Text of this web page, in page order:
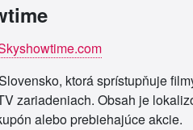
ktorá sprístupňuje
zariadeniach. Obsah je
alebo prebiehajúce akcie.